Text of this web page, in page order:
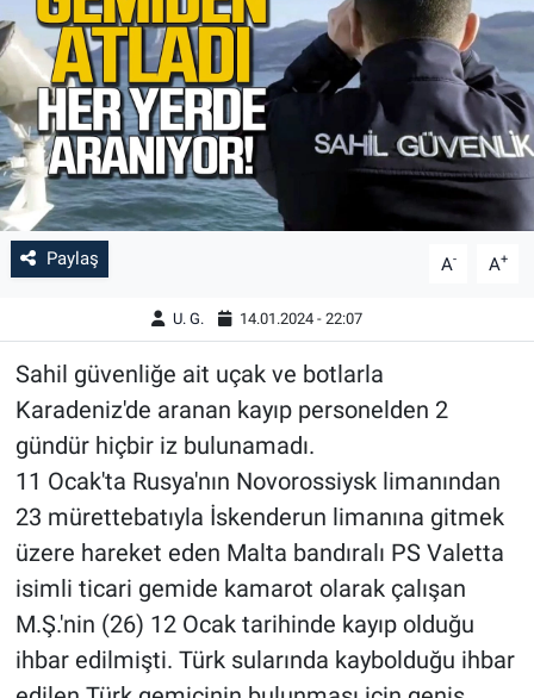
Paylaş A- A+
U. G. 14.01.2024 - 22:07
Sahil güvenliğe ait uçak ve botlarla
Karadeniz'de aranan kayıp personelden 2
gündür hiçbir iz bulunamadı.
11 Ocak'ta Rusya'nın Novorossiysk limanından
23 mürettebatıyla İskenderun limanına gitmek
üzere hareket eden Malta bandıralı PS Valetta
isimli ticari gemide kamarot olarak çalışan
M.Ş.'nin (26) 12 Ocak tarihinde kayıp olduğu
ihbar edilmişti. Türk sularında kaybolduğu ihbar